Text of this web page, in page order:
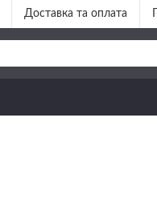
Доставка та оплата